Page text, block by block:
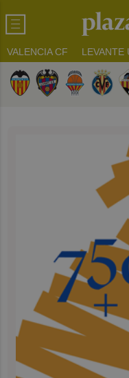
VALENCIA CF LEVANTE